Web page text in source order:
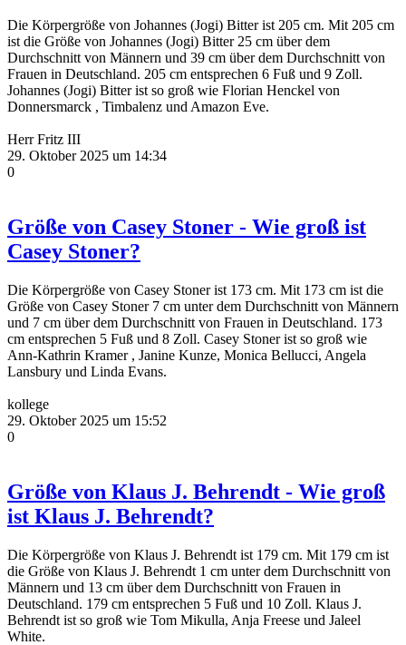
Die Körpergröße von Johannes (Jogi) Bitter ist 205 cm. Mit 205 cm
ist die Größe von Johannes (Jogi) Bitter 25 cm über dem
Durchschnitt von Männern und 39 cm über dem Durchschnitt von
Frauen in Deutschland. 205 cm entsprechen 6 Fuß und 9 Zoll.
Johannes (Jogi) Bitter ist so groß wie Florian Henckel von
Donnersmarck , Timbalenz und Amazon Eve.
Herr Fritz III
29. Oktober 2025 um 14:34
0
Größe von Casey Stoner - Wie groß ist
Casey Stoner?
Die Körpergröße von Casey Stoner ist 173 cm. Mit 173 cm ist die
Größe von Casey Stoner 7 cm unter dem Durchschnitt von Männern
und 7 cm über dem Durchschnitt von Frauen in Deutschland. 173
cm entsprechen 5 Fuß und 8 Zoll. Casey Stoner ist so groß wie
Ann-Kathrin Kramer , Janine Kunze, Monica Bellucci, Angela
Lansbury und Linda Evans.
kollege
29. Oktober 2025 um 15:52
0
Größe von Klaus J. Behrendt - Wie groß
ist Klaus J. Behrendt?
Die Körpergröße von Klaus J. Behrendt ist 179 cm. Mit 179 cm ist
die Größe von Klaus J. Behrendt 1 cm unter dem Durchschnitt von
Männern und 13 cm über dem Durchschnitt von Frauen in
Deutschland. 179 cm entsprechen 5 Fuß und 10 Zoll. Klaus J.
Behrendt ist so groß wie Tom Mikulla, Anja Freese und Jaleel
White.